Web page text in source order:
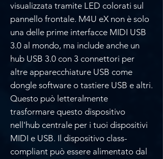
visualizzata tramite LED colorati sul
pannello frontale. M4U eX non è solo
una delle prime interfacce MIDI USB
3.0 al mondo, ma include anche un
hub USB 3.0 con 3 connettori per
altre apparecchiature USB come
dongle software o tastiere USB e altri.
Questo può letteralmente
trasformare questo dispositivo
nell'hub centrale per i tuoi dispositivi
MIDI e USB. Il dispositivo class-
compliant può essere alimentato dal